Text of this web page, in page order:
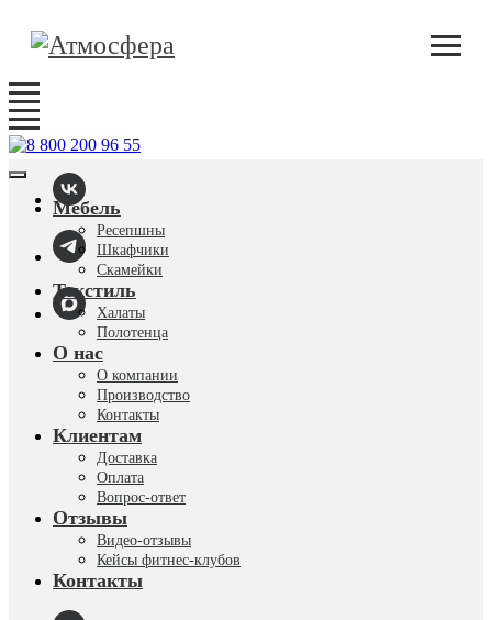
Мебель
Ресепшны
Шкафчики
Скамейки
Текстиль
Халаты
Полотенца
О нас
О компании
Производство
Контакты
Клиентам
Доставка
Оплата
Вопрос-ответ
Отзывы
Видео-отзывы
Кейсы фитнес-клубов
Контакты